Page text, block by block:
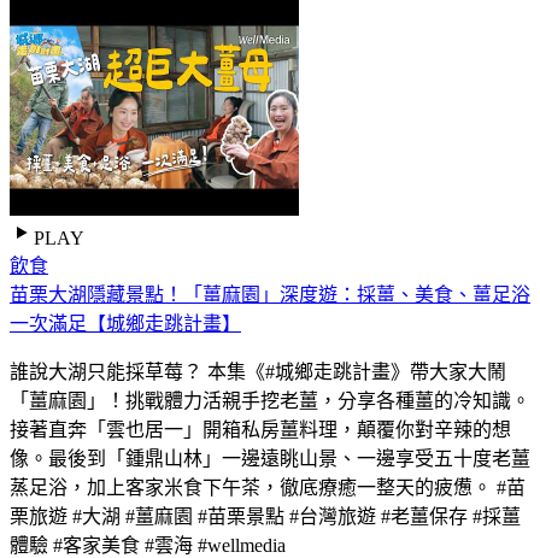
PLAY
飲食
苗栗大湖隱藏景點！「薑麻園」深度遊：採薑、美食、薑足浴
一次滿足【城鄉走跳計畫】
誰說大湖只能採草莓？ 本集《#城鄉走跳計畫》帶大家大鬧
「薑麻園」！挑戰體力活親手挖老薑，分享各種薑的冷知識。
接著直奔「雲也居一」開箱私房薑料理，顛覆你對辛辣的想
像。最後到「鍾鼎山林」一邊遠眺山景、一邊享受五十度老薑
蒸足浴，加上客家米食下午茶，徹底療癒一整天的疲憊。 #苗
栗旅遊 #大湖 #薑麻園 #苗栗景點 #台灣旅遊 #老薑保存 #採薑
體驗 #客家美食 #雲海 #wellmedia